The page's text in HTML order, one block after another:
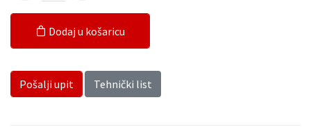
Dodaj u košaricu
Pošalji upit Tehnički list